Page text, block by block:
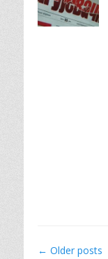
Post
← Older posts